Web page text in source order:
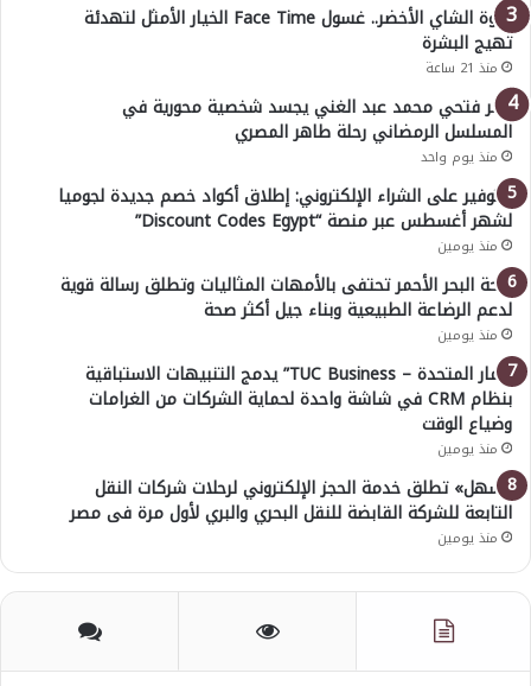
قوة الشاي الأخضر.. غسول Face Time الخيار الأمثل لتهدئة
تهيج البشرة
منذ 21 ساعة
عمر فتحي محمد عبد الغني يجسد شخصية محورية في
المسلسل الرمضاني رحلة طاهر المصري
منذ يوم واحد
للتوفير على الشراء الإلكتروني: إطلاق أكواد خصم جديدة لجوميا
لشهر أغسطس عبر منصة “Discount Codes Egypt”
منذ يومين
صحة البحر الأحمر تحتفى بالأمهات المثاليات وتطلق رسالة قوية
لدعم الرضاعة الطبيعية وبناء جيل أكثر صحة
منذ يومين
“ثمار المتحدة – TUC Business” يدمج التنبيهات الاستباقية
بنظام CRM في شاشة واحدة لحماية الشركات من الغرامات
وضياع الوقت
منذ يومين
«سهل» تطلق خدمة الحجز الإلكتروني لرحلات شركات النقل
التابعة للشركة القابضة للنقل البحري والبري لأول مرة فى مصر
منذ يومين